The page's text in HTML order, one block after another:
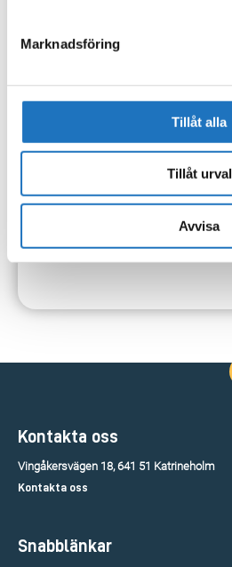
Marknadsföring
Tillåt alla
Tillåt urval
Avvisa
Kontakta oss
Vingåkersvägen 18, 641 51 Katrineholm
Kontakta oss
Snabblänkar